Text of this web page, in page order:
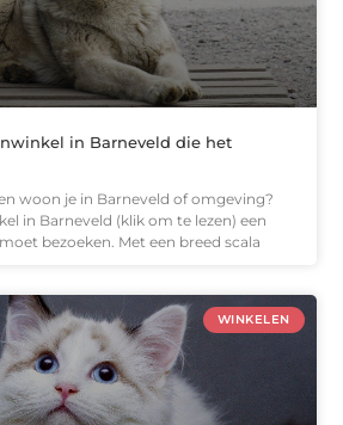
in Barneveld die het
woon je in Barneveld of omgeving?
in Barneveld (klik om te lezen) een
bezoeken. Met een breed scala
WINKELEN